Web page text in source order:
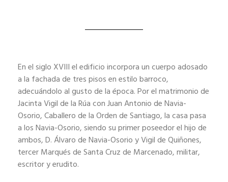
En el siglo XVIII el edificio incorpora un cuerpo adosado
a la fachada de tres pisos en estilo barroco,
adecuándolo al gusto de la época. Por el matrimonio de
Jacinta Vigil de la Rúa con Juan Antonio de Navia-
Osorio, Caballero de la Orden de Santiago, la casa pasa
a los Navia-Osorio, siendo su primer poseedor el hijo de
ambos, D. Álvaro de Navia-Osorio y Vigil de Quiñones,
tercer Marqués de Santa Cruz de Marcenado, militar,
escritor y erudito.